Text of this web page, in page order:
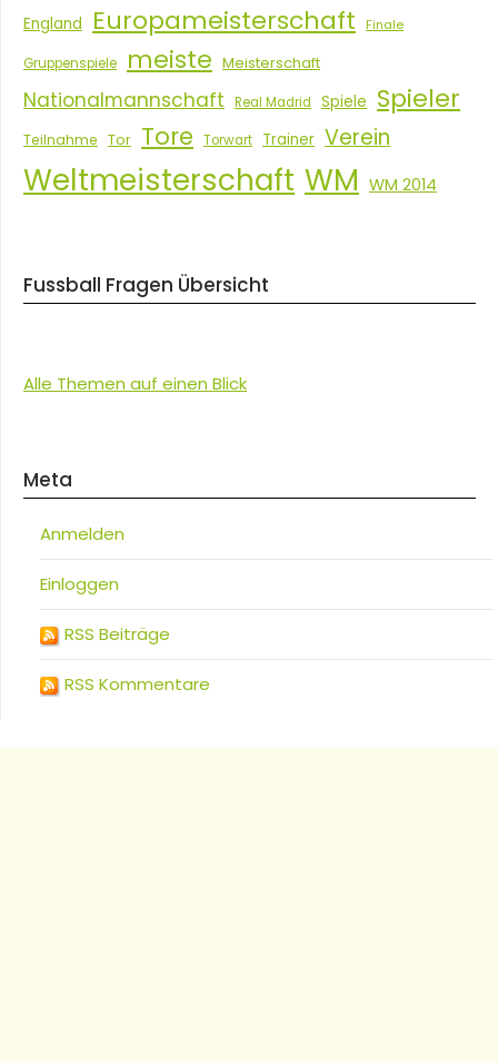
England Europameisterschaft Finale
Gruppenspiele meiste Meisterschaft
Nationalmannschaft Real Madrid Spiele Spieler
Teilnahme Tor Tore Torwart Trainer Verein
Weltmeisterschaft WM WM 2014
Fussball Fragen Übersicht
Alle Themen auf einen Blick
Meta
Anmelden
Einloggen
RSS Beiträge
RSS Kommentare